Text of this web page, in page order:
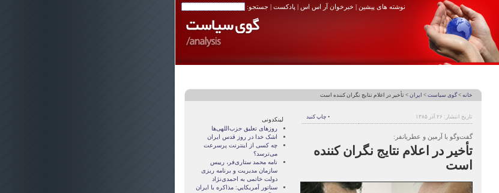
نوشته های پیشین | خبرخوان آر اس اس |پادکست | جستجو:
خانه >گوی سیاست > ایران > تأخير در اعلام نتايج نگران کننده است
تاریخ انتشار: ۲۶ آذر ۱۳۸۵ • چاپ کنید
گفت‌وگو با آرمین و عطریانفر:
تأخير در اعلام نتايج نگران کننده
است
لینکدونی
روزهای تعلیق حزب‌اللهی‌ها
اشک خدا در روز قدس ایران
چه کسی از اینترنت پرسرعت
می‌ترسد؟
نامه محمد ستاری‌فر، رییس
سازمان مدیریت و برنامه ریزی
دولت خاتمی به احمدی‌نژاد
سناتور آمريکايي: مذاکره با ايران